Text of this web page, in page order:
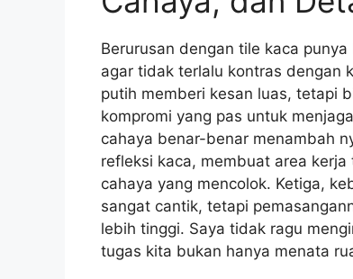
Berurusan dengan tile kaca
agar tidak terlalu kontras dengan
putih memberi kesan luas, tetapi
kompromi yang pas untuk
cahaya benar-benar menambah
refleksi kaca, membuat area
cahaya yang mencolok. Ketiga,
sangat cantik, tetapi
lebih tinggi. Saya tidak ragu
tugas kita bukan hanya menata